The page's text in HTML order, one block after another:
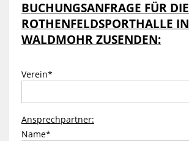
BUCHUNGSANFRAGE FÜR DIE
ROTHENFELDSPORTHALLE IN
WALDMOHR ZUSENDEN:
Verein*
Ansprechpartner:
Name*